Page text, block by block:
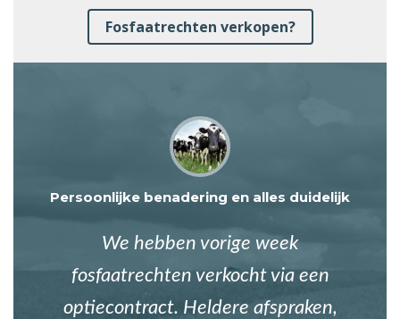
Fosfaatrechten verkopen?
Persoonlijke benadering en alles duidelijk
We hebben vorige week
fosfaatrechten verkocht via een
optiecontract. Heldere afspraken,